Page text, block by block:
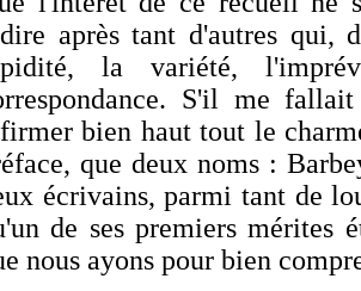
après tant d'autres qui,
la variété,
S'il me
bien haut tout le
que deux noms :
écrivains, parmi tant de
de ses premiers mérites
nous ayons pour bien